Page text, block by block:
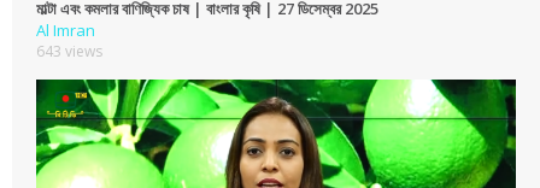
মাল্টা এবং কমলার বাণিজ্যিক চাষ | বাংলার কৃষি | 27 ডিসেম্বর 2025
Al Imran
643 views